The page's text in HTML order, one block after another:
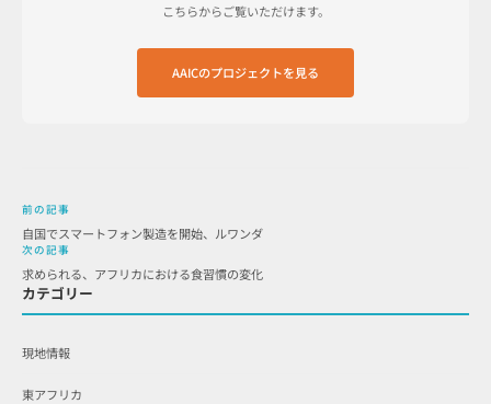
こちらからご覧いただけます。
AAICのプロジェクトを見る
前の記事
自国でスマートフォン製造を開始、ルワンダ
次の記事
求められる、アフリカにおける食習慣の変化
カテゴリー
現地情報
東アフリカ